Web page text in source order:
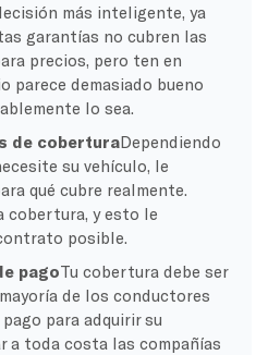
más inteligente, ya
garantías no cubren las
precios, pero ten en
parece demasiado bueno
lo sea.
de coberturaDependiendo
su vehículo, le
qué cubre realmente.
cobertura, y esto le
posible.
pagoTu cobertura debe ser
de los conductores
para adquirir su
a toda costa las compañías